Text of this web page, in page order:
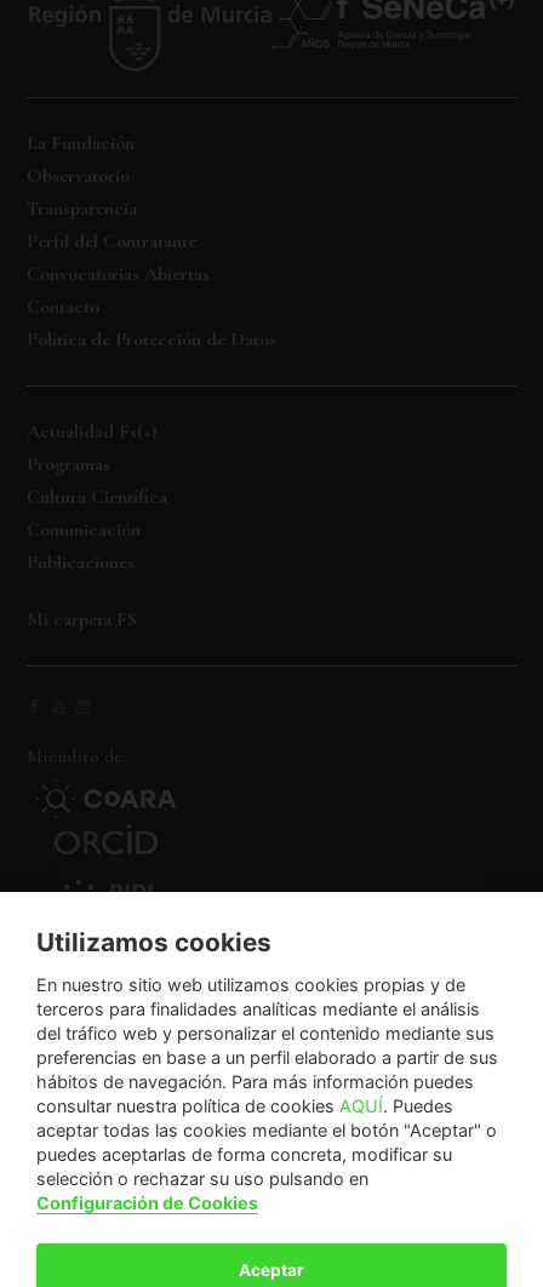
La Fundación
Observatorio
Transparencia
Perfil del Contratante
Convocatorias Abiertas
Contacto
Política de Protección de Datos
Actualidad Fs(+)
Programas
Cultura Científica
Comunicación
Publicaciones
Mi carpeta FS
Miembro de:
Nodo Regional
NextGenerationEU
La Fundación Séneca-Agencia de Ciencia y Tecnología de la Región de Murcia es una
entidad sin ánimo de lucro, bajo forma de fundación del sector público autonómico, inscrita
con el número 1-15 en el Registro de Fundaciones de la Región de Murcia.
Utilizamos cookies
En nuestro sitio web utilizamos cookies propias y de
terceros para finalidades analíticas mediante el análisis
del tráfico web y personalizar el contenido mediante sus
preferencias en base a un perfil elaborado a partir de sus
hábitos de navegación. Para más información puedes
consultar nuestra política de cookies AQUÍ. Puedes
aceptar todas las cookies mediante el botón "Aceptar" o
puedes aceptarlas de forma concreta, modificar su
selección o rechazar su uso pulsando en
Configuración de Cookies
Aceptar